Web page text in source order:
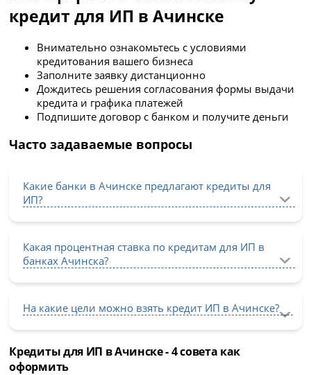
кредит для ИП в Ачинске
Внимательно ознакомьтесь с условиями
кредитования вашего бизнеса
Заполните заявку дистанционно
Дождитесь решения согласования формы выдачи
кредита и графика платежей
Подпишите договор с банком и получите деньги
Часто задаваемые вопросы
Какие банки в Ачинске предлагают кредиты для
ИП?
Какая процентная ставка по кредитам для ИП в
банках Ачинска?
На какие цели можно взять кредит ИП в Ачинске?
Кредиты для ИП в Ачинске - 4 совета как
оформить